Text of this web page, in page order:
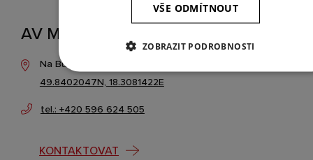
AV MEDIA SYSTEMS, a.s. - Ostrava
Na Burni 1497/39, 710 00 Ostrava
49.8402047N, 18.3081422E
tel.: +420 596 624 505
KONTAKTOVAT
VŠE ODMÍTNOUT
ZOBRAZIT PODROBNOSTI